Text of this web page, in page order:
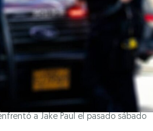
a Jake Paul el pasado sábado